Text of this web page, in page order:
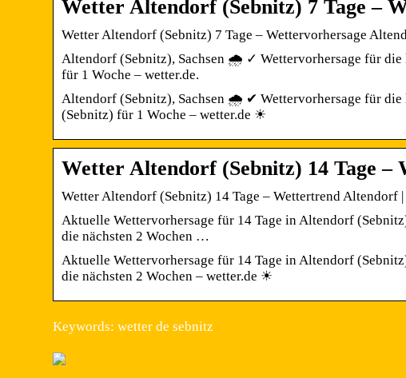
Wetter Altendorf (Sebnitz) 7 Tage –
Wetter Altendorf (Sebnitz) 7 Tage – Wettervorhersage
Altendorf (Sebnitz), Sachsen 🌧️ ✓ Wettervorhersage für
für 1 Woche – wetter.de.
Altendorf (Sebnitz), Sachsen 🌧️ ✔ Wettervorhersage für
(Sebnitz) für 1 Woche – wetter.de ☀
Wetter Altendorf (Sebnitz) 14 Tage –
Wetter Altendorf (Sebnitz) 14 Tage – Wettertrend Altendorf |
Aktuelle Wettervorhersage für 14 Tage in Altendorf
die nächsten 2 Wochen …
Aktuelle Wettervorhersage für 14 Tage in Altendorf
die nächsten 2 Wochen – wetter.de ☀
Keywords: wetter de sebnitz